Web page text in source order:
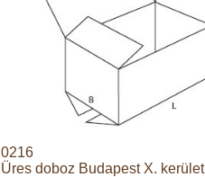
0216
Üres doboz Budapest X. kerület